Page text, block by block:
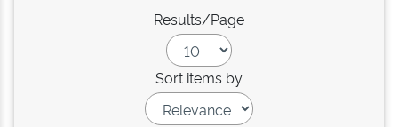
Results/Page
Sort items by